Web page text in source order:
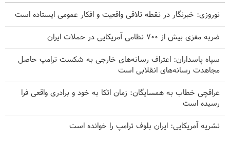
نوروزی: خبرنگار در نقطه تلاقی واقعیت و افکار عمومی ایستاده است
ضربه مغزی بیش از ۷۰۰ نظامی آمریکایی در حملات ایران
سپاه پاسداران: اعتراف رسانه‌های خارجی به شکست ترامپ حاصل
مجاهدت رسانه‌های انقلابی است
عراقچی خطاب به همسایگان: زمان اتکا به خود و برادری واقعی فرا
رسیده است
نشریه آمریکایی: ایران بلوف ترامپ را خوانده است